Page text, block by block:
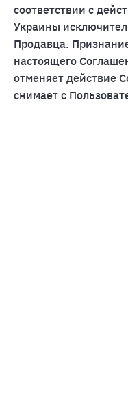
соответствии с
Украины
Продавца.
настоящего
отменяет действие
снимает с